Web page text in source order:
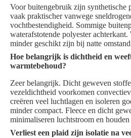
Voor buitengebruik zijn synthetische
vaak praktischer vanwege
vochtbestendigheid. Sommige
waterafstotende polyester
minder geschikt zijn bij natte
Hoe belangrijk is dichtheid en
warmtebehoud?
Zeer belangrijk. Dicht geweven
vezeldichtheid voorkomen
creëren veel luchtlagen en isoleren
minder compact. Fleece en dicht
minimaliseren luchtstroom en
Verliest een plaid zijn isolatie na